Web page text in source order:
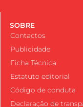
SOBRE
Contactos
Publicidade
Ficha Técnica
Estatuto editorial
Código de conduta
Declaração de